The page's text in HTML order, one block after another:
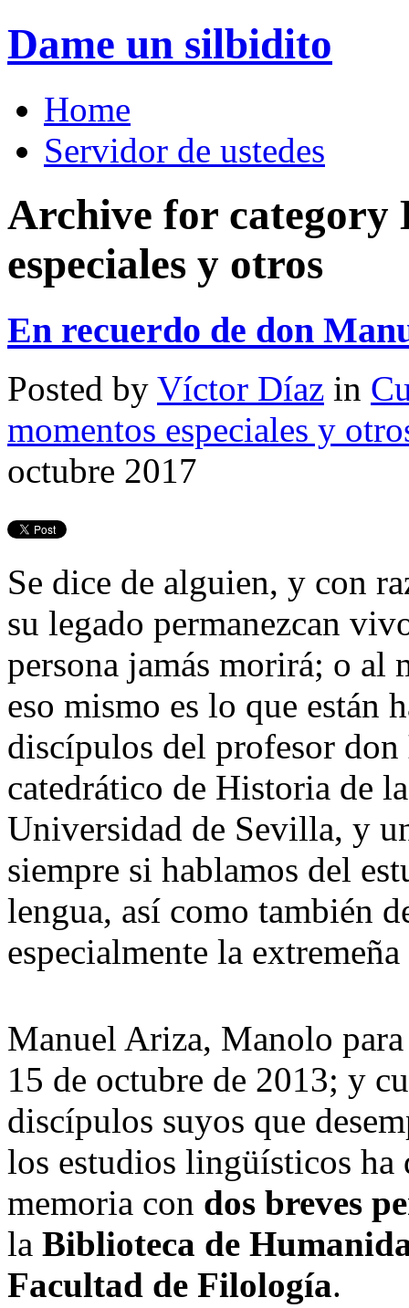
Dame un silbidito
Home
Servidor de ustedes
Archive for category
especiales y otros
En recuerdo de don
Posted by Víctor Díaz in
momentos especiales y
octubre 2017
Se dice de alguien, y con
su legado permanezcan
persona jamás morirá; o al
eso mismo es lo que están
discípulos del profesor don
catedrático de Historia de
Universidad de Sevilla, y
siempre si hablamos del
lengua, así como también
especialmente la
Manuel Ariza, Manolo
15 de octubre de 2013; y
discípulos suyos que
los estudios lingüísticos
memoria con dos breves
la Biblioteca de
Facultad de Filología.